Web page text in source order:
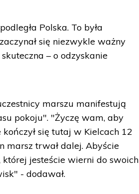
Polska. To była
się niezwykle ważny
– o odzyskanie
marszu manifestują
pokoju". "Życzę wam, aby
się tutaj w Kielcach 12
marsz trwał dalej. Abyście
której jesteście wierni do swoich
- dodawał.